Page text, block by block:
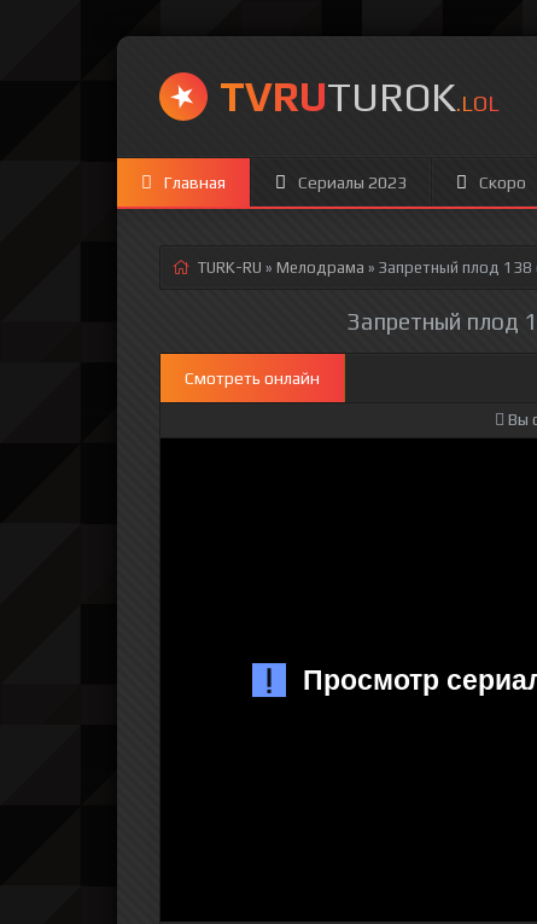
TVRUTUROK.LOL
Главная Сериалы 2023 Скоро
TURK-RU » Мелодрама » Запретный плод 138
Запретный плод
Смотреть онлайн
Вы